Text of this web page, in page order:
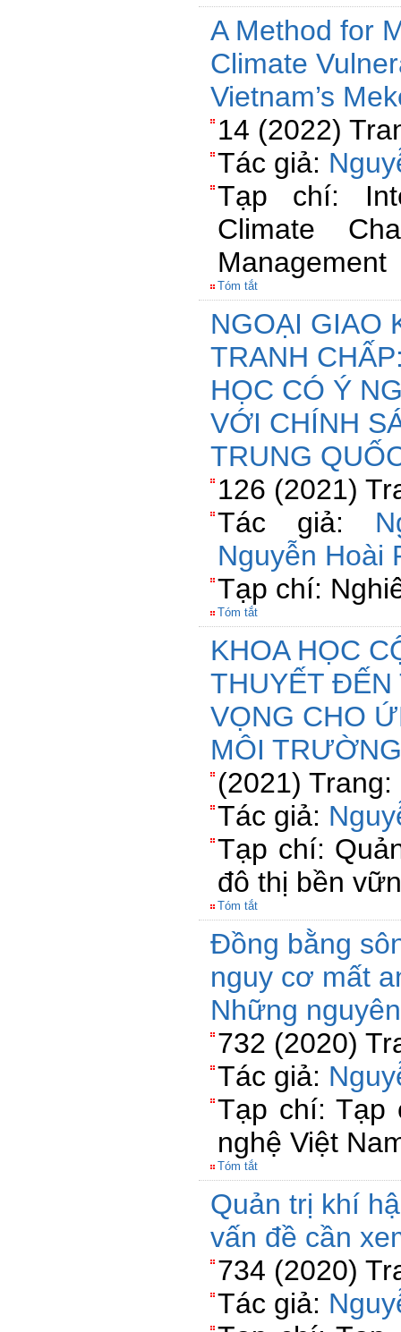
A Method for
Climate
Vietnam’s
14 (2022)
Tác giả:
Tạp chí:
Climate
Management
Tóm tắt
NGOẠI GIAO
TRANH
HỌC CÓ Ý
VỚI CHÍNH
TRUNG
126 (2021)
Tác giả:
Nguyễn Hoài
Tạp chí:
Tóm tắt
KHOA HỌC
THUYẾT ĐẾN
VỌNG CHO
MÔI
(2021)
Tác giả:
Tạp chí:
đô thị bền
Tóm tắt
Đồng bằng
nguy cơ mất
Những
732 (2020)
Tác giả:
Tạp chí: Tạp
nghệ Việt
Tóm tắt
Quản trị khí
vấn đề cần
734 (2020)
Tác giả: